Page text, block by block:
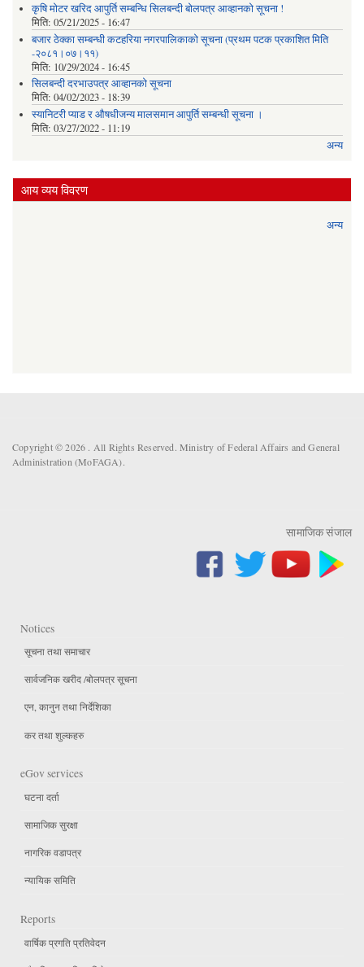
कृषि मोटर खरिद आपुर्ति सम्बन्धि सिलबन्दी बोलपत्र आव्हानको सूचना !
मिति: 05/21/2025 - 16:47
बजार ठेक्का सम्बन्धी कटहरिया नगरपालिकाको सूचना (प्रथम पटक प्रकाशित मिति
-२०८१।०७।११)
मिति: 10/29/2024 - 16:45
सिलबन्दी दरभाउपत्र आव्हानको सूचना
मिति: 04/02/2023 - 18:39
स्यानिटरी प्याड र ‌औषधीजन्य मालसमान आपुर्ति सम्बन्धी सूचना ।
मिति: 03/27/2022 - 11:19
अन्य
आय व्यय विवरण
अन्य
Copyright © 2026 . All Rights Reserved. Ministry of Federal Affairs and General
Administration (MoFAGA).
सामाजिक संजाल
Notices
सूचना तथा समाचार
सार्वजनिक खरीद /बोलपत्र सूचना
एन, कानुन तथा निर्देशिका
कर तथा शुल्कहरु
eGov services
घटना दर्ता
सामाजिक सुरक्षा
नागरिक वडापत्र
न्यायिक समिति
Reports
वार्षिक प्रगति प्रतिवेदन